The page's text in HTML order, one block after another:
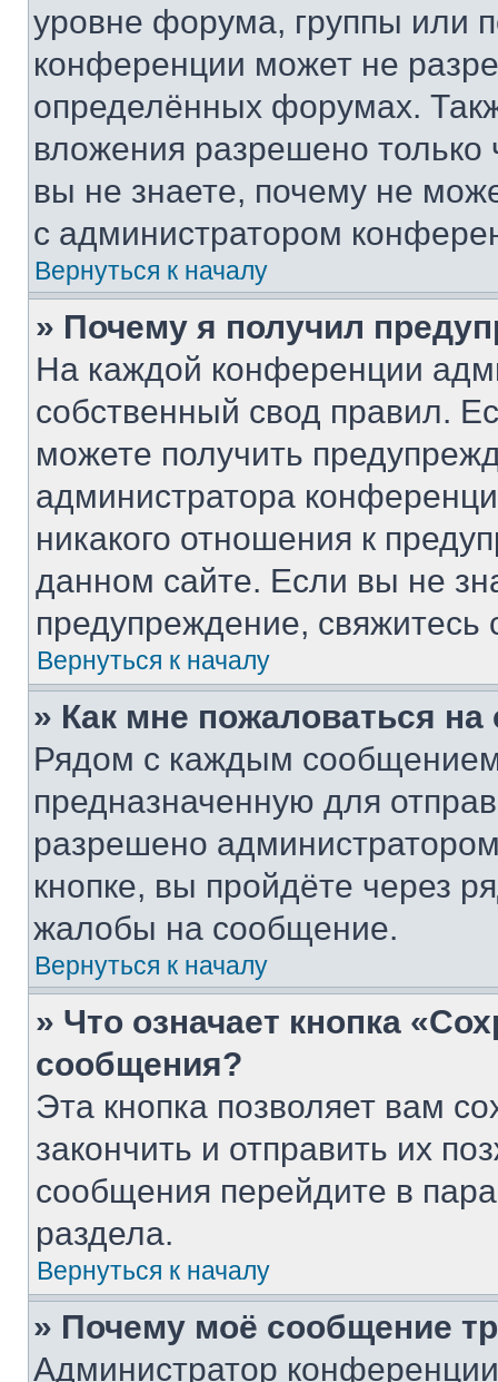
уровне форума, группы или
конференции может не
определённых форумах.
вложения разрешено
вы не знаете, почему не
с администратором
Вернуться к началу
» Почему я получил
На каждой конференции
собственный свод правил.
можете получить
администратора
никакого отношения к
данном сайте. Если вы не
предупреждение,
Вернуться к началу
» Как мне пожаловаться
Рядом с каждым сообщением
предназначенную для
разрешено
кнопке, вы пройдёте через
жалобы на сообщение.
Вернуться к началу
» Что означает кнопка
сообщения?
Эта кнопка позволяет вам
закончить и отправить их
сообщения перейдите в
раздела.
Вернуться к началу
» Почему моё сообщение
Администратор